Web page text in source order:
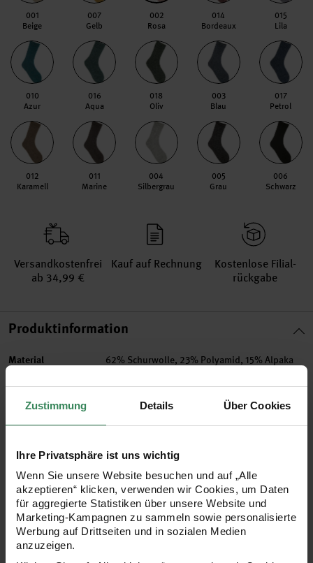
Zustimmung Details Über Cookies
Ihre Privatsphäre ist uns wichtig
Wenn Sie unsere Website besuchen und auf „Alle
akzeptieren“ klicken, verwenden wir Cookies, um Daten
für aggregierte Statistiken über unsere Website und
Marketing-Kampagnen zu sammeln sowie personalisierte
Werbung auf Drittseiten und in sozialen Medien
anzuzeigen.
001
Beige
007
Gelb
002
Rosa
014
Bordeaux
015
Lila
010
Azur
016
Aqua
018
Oliv
003
Blau
017
Petrol
012
Karamell
011
Marine
004
Silbergrau
005
Grau
006
Schwarz
Versand­kosten­frei
ab 34,99 €
Kauf auf Rechnung
Kosten­lose Filial­
rückgabe
Produktinformation
Material 62% Schurwolle, 23% Polyamid, 15% Alpaka
Maschenprobe 24M und 32R = 10x10cm
Nadelstärke in mm 2 - 3 mm
Verbrauch Socken bis Gr. 46 = ca. 100g
Pflegehinweise
Mehr Informationen zu Pflegehinweisen